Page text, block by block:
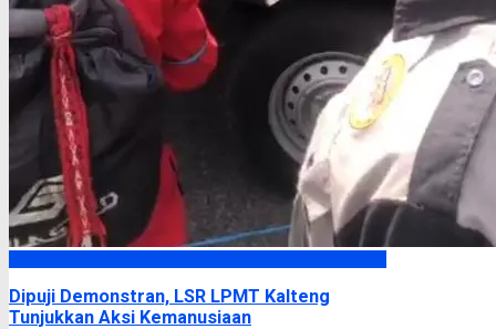
Dipuji Demonstran, LSR LPMT Kalteng
Tunjukkan Aksi Kemanusiaan